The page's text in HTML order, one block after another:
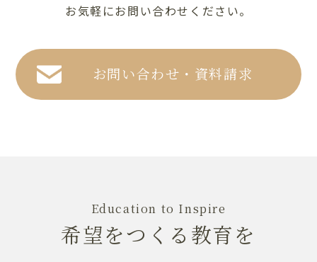
お気軽にお問い合わせください。
お問い合わせ・資料請求
Education to Inspire
希望をつくる教育を